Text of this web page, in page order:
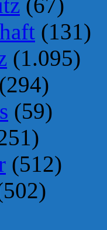
(131)
(1.095)
(294)
(59)
(512)